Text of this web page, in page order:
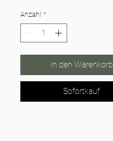
pro
1
Anzahl *
In den Warenkorb
Sofortkauf